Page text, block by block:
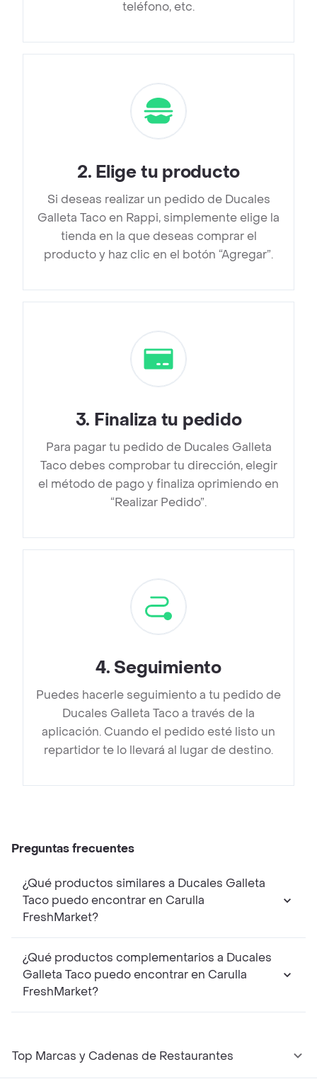
teléfono, etc.
2. Elige tu producto
Si deseas realizar un pedido de Ducales
Galleta Taco en Rappi, simplemente elige la
tienda en la que deseas comprar el
producto y haz clic en el botón “Agregar”.
3. Finaliza tu pedido
Para pagar tu pedido de Ducales Galleta
Taco debes comprobar tu dirección, elegir
el método de pago y finaliza oprimiendo en
“Realizar Pedido”.
4. Seguimiento
Puedes hacerle seguimiento a tu pedido de
Ducales Galleta Taco a través de la
aplicación. Cuando el pedido esté listo un
repartidor te lo llevará al lugar de destino.
Preguntas frecuentes
¿Qué productos similares a Ducales Galleta
Taco puedo encontrar en Carulla
FreshMarket?
¿Qué productos complementarios a Ducales
Galleta Taco puedo encontrar en Carulla
FreshMarket?
Top Marcas y Cadenas de Restaurantes